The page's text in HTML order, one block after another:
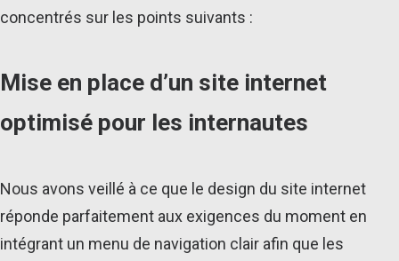
concentrés sur les points suivants :
Mise en place d’un site internet
optimisé pour les internautes
Nous avons veillé à ce que le design du site internet
réponde parfaitement aux exigences du moment en
intégrant un menu de navigation clair afin que les